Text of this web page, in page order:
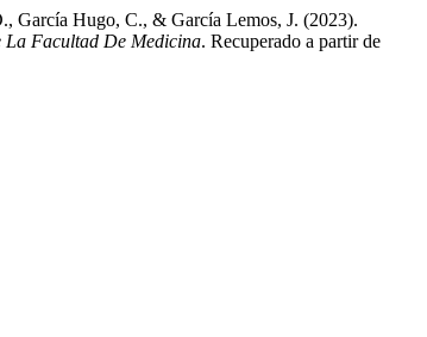
García Hugo, C., & García Lemos, J. (2023).
La Facultad De Medicina. Recuperado a partir de